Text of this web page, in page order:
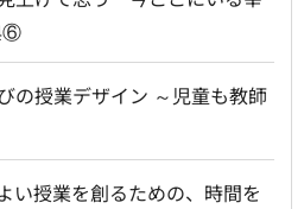
⑥
授業デザイン ～児童も教師
授業を創るための、時間を